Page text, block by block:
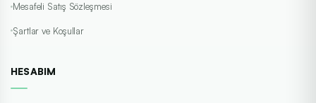
Mesafeli Satış Sözleşmesi
Şartlar ve Koşullar
HESABIM